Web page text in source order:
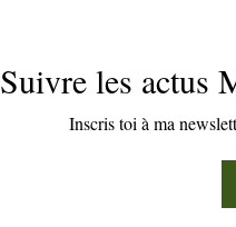
Suivre les actus
Inscris toi à ma